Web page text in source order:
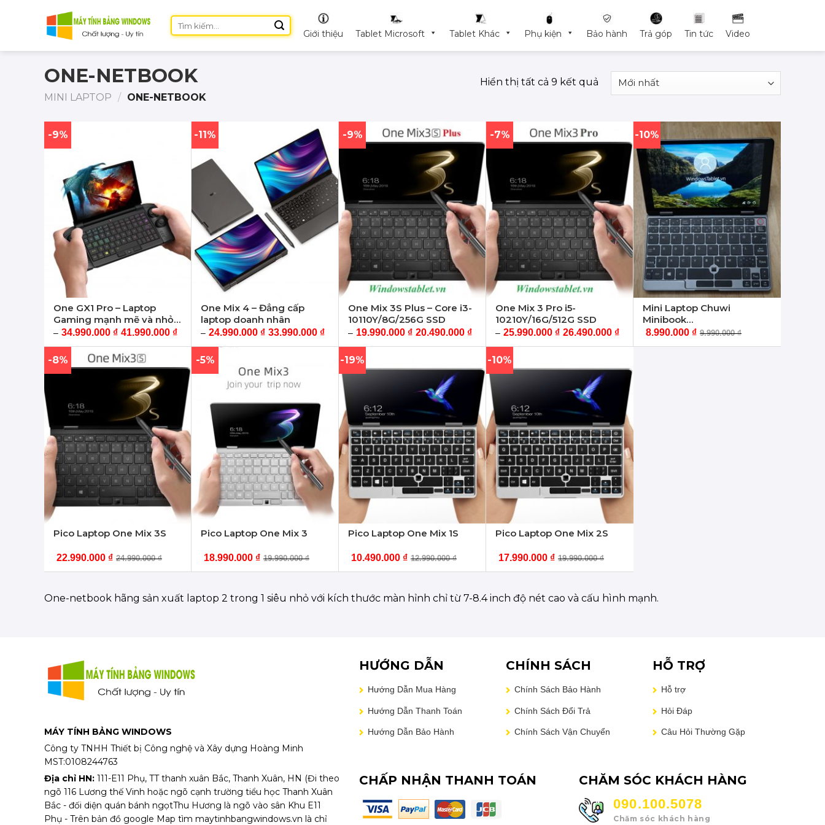
Tìm
kiếm:
Giới thiệu Tablet Microsoft Tablet Khác Phụ kiện Bảo hành Trả góp Tin tức Video
ONE-NETBOOK
MINI LAPTOP / ONE-NETBOOK
Hiển thị tất cả 9 kết quả
-9%
One GX1 Pro – Laptop
Gaming mạnh mẽ và nhỏ
nhất thế giới
34.990.000 ₫
– 41.990.000 ₫
-11%
One Mix 4 – Đẳng cấp
laptop doanh nhân
24.990.000 ₫
– 33.990.000 ₫
-9%
One Mix 3S Plus – Core i3-
10110Y/8G/256G SSD
19.990.000 ₫
– 20.490.000 ₫
-7%
One Mix 3 Pro i5-
10210Y/16G/512G SSD
25.990.000 ₫
– 26.490.000 ₫
-10%
Mini Laptop Chuwi
Minibook
J4125/12G/128G/8 inch Full
9.990.000₫
8.990.000 ₫
-8%
Pico Laptop One Mix 3S
24.990.000₫
22.990.000 ₫
-5%
Pico Laptop One Mix 3
19.990.000₫
18.990.000 ₫
-19%
Pico Laptop One Mix 1S
12.990.000₫
10.490.000 ₫
-10%
Pico Laptop One Mix 2S
19.990.000₫
17.990.000 ₫
One-netbook hãng sản xuất laptop 2 trong 1 siêu nhỏ với kích thước màn hỉnh chỉ từ 7-8.4 inch độ nét cao và cấu hình mạnh.
MÁY TÍNH BẢNG WINDOWS
Công ty TNHH Thiết bị Công nghệ và Xây dựng Hoàng Minh
MST:0108244763
Địa chỉ HN: 111-E11 Phụ, TT thanh xuân Bắc, Thanh Xuân, HN (Đi theo
ngõ 116 Lương thế Vinh hoặc ngõ cạnh trường tiểu học Thanh Xuân
Bắc - đối diện quán bánh ngọtThu Hương là ngõ vào sân Khu E11
Phụ - Trên bản đồ google Map tìm maytinhbangwindows.vn là chỉ
HƯỚNG DẪN
Hướng Dẫn Mua Hàng
Hướng Dẫn Thanh Toán
Hướng Dẫn Bảo Hành
CHÍNH SÁCH
Chính Sách Bảo Hành
Chính Sách Đổi Trả
Chính Sách Vận Chuyển
HỖ TRỢ
Hỗ trợ
Hỏi Đáp
Câu Hỏi Thường Gặp
CHẤP NHẬN THANH TOÁN CHĂM SÓC KHÁCH HÀNG
090.100.5078
Chăm sóc khách hàng